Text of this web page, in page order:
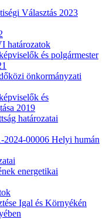
Választás 2023
határozatok
és polgármester
önkormányzati
és
2019
határozatai
00006 Helyi humán
energetikai
Igal és Környékén